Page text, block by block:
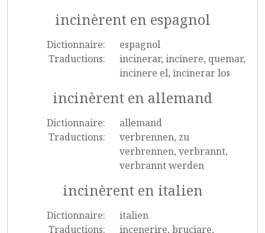
incinèrent en espagnol
Dictionnaire:
espagnol
Traductions:
incinerar, incinere, quemar,
incinere el, incinerar los
incinèrent en allemand
Dictionnaire:
allemand
Traductions:
verbrennen, zu
verbrennen, verbrannt,
verbrannt werden
incinèrent en italien
Dictionnaire:
italien
Traductions:
incenerire, bruciare,